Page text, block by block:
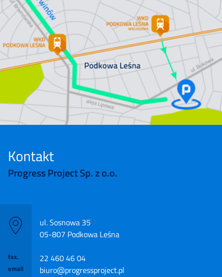
Kontakt
Progress Project Sp. z o.o.
ul. Sosnowa 35
05-807 Podkowa Leśna
fax. 22 460 46 04
email biuro@progressproject.pl